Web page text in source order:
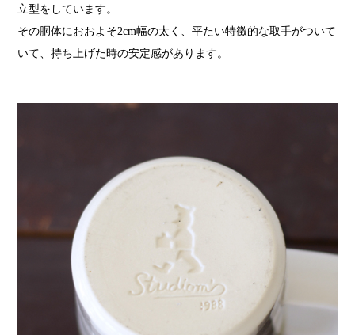
立型をしています。
その胴体におおよそ2cm幅の太く、平たい特徴的な取手がついて
いて、持ち上げた時の安定感があります。